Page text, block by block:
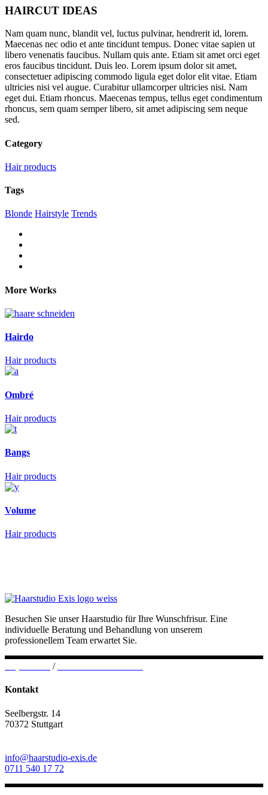
HAIRCUT IDEAS
Nam quam nunc, blandit vel, luctus pulvinar, hendrerit id, lorem.
Maecenas nec odio et ante tincidunt tempus. Donec vitae sapien ut
libero venenatis faucibus. Nullam quis ante. Etiam sit amet orci eget
eros faucibus tincidunt. Duis leo. Lorem ipsum dolor sit amet,
consectetuer adipiscing commodo ligula eget dolor elit vitae. Etiam
ultricies nisi vel augue. Curabitur ullamcorper ultricies nisi. Nam
eget dui. Etiam rhoncus. Maecenas tempus, tellus eget condimentum
rhoncus, sem quam semper libero, sit amet adipiscing sem neque
sed.
Category
Hair products
Tags
Blonde Hairstyle Trends
More Works
Hairdo
Hair products
Ombré
Hair products
Bangs
Hair products
Volume
Hair products
Besuchen Sie unser Haarstudio für Ihre Wunschfrisur. Eine
individuelle Beratung und Behandlung von unserem
professionellem Team erwartet Sie.
/
Kontakt
Seelbergstr. 14
70372 Stuttgart
info@haarstudio-exis.de
0711 540 17 72